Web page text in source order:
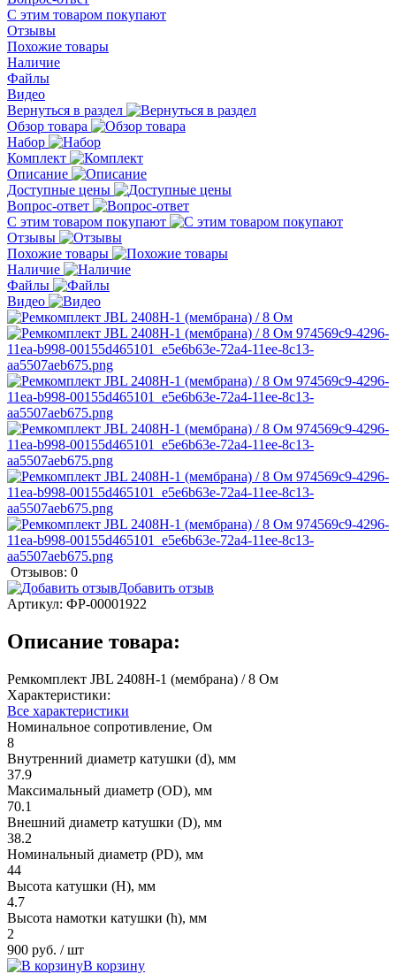
С этим товаром покупают
Отзывы
Похожие товары
Наличие
Файлы
Видео
Вернуться в раздел
Обзор товара
Набор
Комплект
Описание
Доступные цены
Вопрос-ответ
С этим товаром покупают
Отзывы
Похожие товары
Наличие
Файлы
Видео
Отзывов: 0
Добавить отзыв
Артикул: ФР-00001922
Описание товара:
Ремкомплект JBL 2408H-1 (мембрана) / 8 Ом
Характеристики:
Все характеристики
Номинальное сопротивление, Ом
8
Внутренний диаметр катушки (d), мм
37.9
Максимальный диаметр (OD), мм
70.1
Внешний диаметр катушки (D), мм
38.2
Номинальный диаметр (PD), мм
44
Высота катушки (H), мм
4.7
Высота намотки катушки (h), мм
2
900 руб. / шт
В корзину